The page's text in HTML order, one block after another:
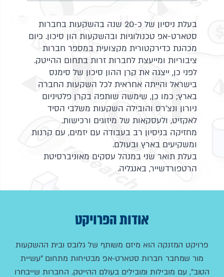
בעלת ניסיון של כ-20 שנה בהשקעות בחברות
סטארט-אפ טכנולוגיות ובהשקעות הון סיכון. כיום
מכהנת כדירקטורית מקצועית במספר חברות
ציבוריות ומייעצת לחברות זרות בתחום ההייטק.
לפני כן, ייצגה את קרן ההון סיכון של סימנס
בישראל והייתה אחראית לכל השקעות החברה
בארץ; כמו כן, שימשה שותפה בקרן פלטיניום
ניורון ונצ‘רס והובילה השקעות משלבי הסיד
לאקזיט, ולעסקאות של מיזוגים ורכישות.
מחזיקה בניסיון רב בעבודה עם יזמים, עם קרנות
ומשקיעים בארץ ובעולם.
בעלת תואר שני במנהל עסקים מאוניברסיטת
הרטפורדשייר, באנגליה.
אודות הפרויקט
פרויקט המזנקה הוא מיזם משותף של גלובס ובית ההשקעות
מור שמחבר חברות סטארט-אפ מבטיחות מתחום "עשיית
הטוב", עם מובילות ומובילים בעולם ההייטק. החברות שייבחרו